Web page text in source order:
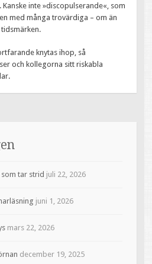
inte »discopulserande«, som
med många trovärdiga – om än
knytas ihop, så
och kollegorna sitt riskabla
tar strid juli 22, 2026
juni 1, 2026
mars 22, 2026
december 19, 2025